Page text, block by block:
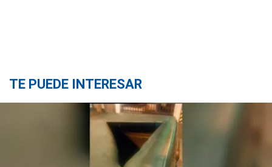
TE PUEDE INTERESAR